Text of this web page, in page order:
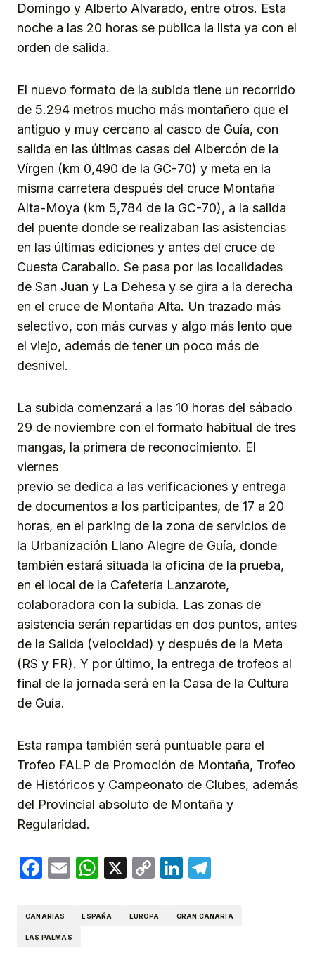
Domingo y Alberto Alvarado, entre otros. Esta
noche a las 20 horas se publica la lista ya con el
orden de salida.
El nuevo formato de la subida tiene un recorrido
de 5.294 metros mucho más montañero que el
antiguo y muy cercano al casco de Guía, con
salida en las últimas casas del Albercón de la
Vírgen (km 0,490 de la GC-70) y meta en la
misma carretera después del cruce Montaña
Alta-Moya (km 5,784 de la GC-70), a la salida
del puente donde se realizaban las asistencias
en las últimas ediciones y antes del cruce de
Cuesta Caraballo. Se pasa por las localidades
de San Juan y La Dehesa y se gira a la derecha
en el cruce de Montaña Alta. Un trazado más
selectivo, con más curvas y algo más lento que
el viejo, además de tener un poco más de
desnivel.
La subida comenzará a las 10 horas del sábado
29 de noviembre con el formato habitual de tres
mangas, la primera de reconocimiento. El
viernes
previo se dedica a las verificaciones y entrega
de documentos a los participantes, de 17 a 20
horas, en el parking de la zona de servicios de
la Urbanización Llano Alegre de Guía, donde
también estará situada la oficina de la prueba,
en el local de la Cafetería Lanzarote,
colaboradora con la subida. Las zonas de
asistencia serán repartidas en dos puntos, antes
de la Salida (velocidad) y después de la Meta
(RS y FR). Y por último, la entrega de trofeos al
final de la jornada será en la Casa de la Cultura
de Guía.
Esta rampa también será puntuable para el
Trofeo FALP de Promoción de Montaña, Trofeo
de Históricos y Campeonato de Clubes, además
del Provincial absoluto de Montaña y
Regularidad.
Facebook
EmailWhatsApp
X
CopyLinkedIn
CANARIAS ESPAÑA EUROPA GRAN CANARIA
LAS PALMAS